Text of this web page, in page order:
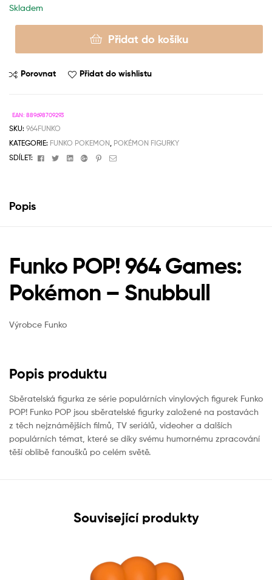
Skladem
Přidat do košíku
Porovnat Přidat do wishlistu
EAN: 889698709293
SKU: 964FUNKO
KATEGORIE: FUNKO POKEMON, POKÉMON FIGURKY
SDÍLET:
FacebookTwitterLinkedinGoogle+Pinterest
Email
Popis
Funko POP! 964 Games:
Pokémon – Snubbull
Výrobce Funko
Popis produktu
Sběratelská figurka ze série populárních vinylových figurek Funko
POP! Funko POP jsou sběratelské figurky založené na postavách
z těch nejznámějších filmů, TV seriálů, videoher a dalších
populárních témat, které se díky svému humornému zpracování
těší oblibě fanoušků po celém světě.
Související produkty